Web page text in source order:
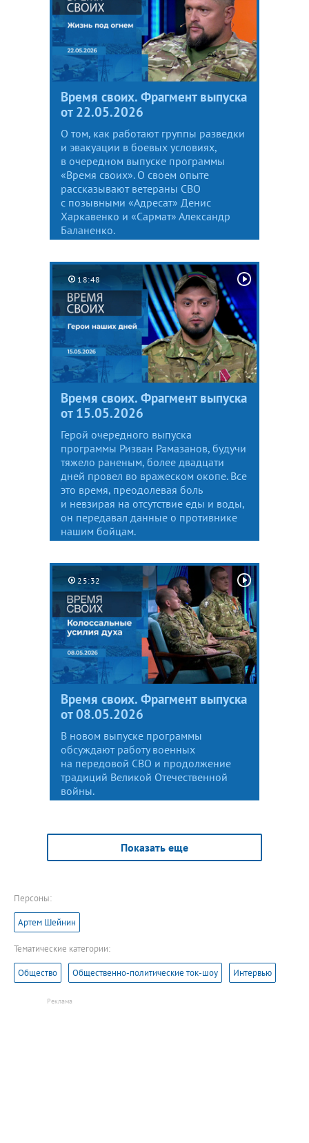
Время своих. Фрагмент выпуска
от 22.05.2026
О том, как работают группы разведки
и эвакуации в боевых условиях,
в очередном выпуске программы
«Время своих». О своем опыте
рассказывают ветераны СВО
с позывными «Адресат» Денис
Харкавенко и «Сармат» Александр
Баланенко.
18:48
Время своих. Фрагмент выпуска
от 15.05.2026
Герой очередного выпуска
программы Ризван Рамазанов, будучи
тяжело раненым, более двадцати
дней провел во вражеском окопе. Все
это время, преодолевая боль
и невзирая на отсутствие еды и воды,
он передавал данные о противнике
нашим бойцам.
25:32
Время своих. Фрагмент выпуска
от 08.05.2026
В новом выпуске программы
обсуждают работу военных
на передовой СВО и продолжение
традиций Великой Отечественной
войны.
Показать еще
Персоны:
Артем Шейнин
Тематические категории:
Общество Общественно-политические ток-шоу Интервью